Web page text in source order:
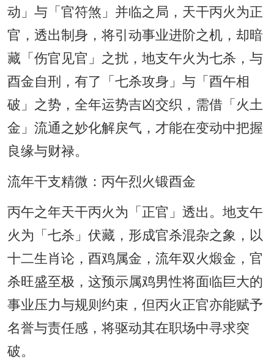
动」与「官符煞」并临之局，天干丙火为正
官，透出制身，将引动事业进阶之机，却暗
藏「伤官见官」之扰，地支午火为七杀，与
酉金自刑，有了「七杀攻身」与「酉午相
破」之势，全年运势吉凶交织，需借「火土
金」流通之妙化解戾气，才能在变动中把握
良缘与财禄。
流年干支精微：丙午烈火锻酉金
丙午之年天干丙火为「正官」透出。地支午
火为「七杀」伏藏，形成官杀混杂之象，以
十二生肖论，酉鸡属金，流年双火煅金，官
杀旺盛至极，这预示属鸡男性将面临巨大的
事业压力与规则约束，但丙火正官亦能赋予
名誉与责任感，将驱动其在职场中寻求突
破。